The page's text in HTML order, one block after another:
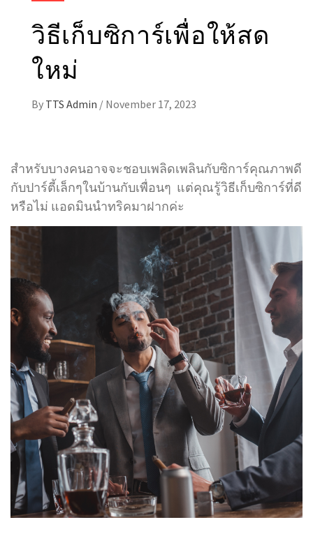
วิธีเก็บซิการ์เพื่อให้สด
ใหม่
By TTS Admin / November 17, 2023
สำหรับบางคนอาจจะชอบเพลิดเพลินกับซิการ์คุณภาพดี
กับปาร์ตี้เล็กๆในบ้านกับเพื่อนๆ แต่คุณรู้วิธีเก็บซิการ์ที่ดี
หรือไม่ แอดมินนำทริคมาฝากค่ะ